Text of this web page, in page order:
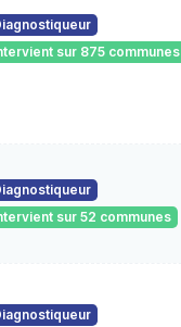
sur 875 communes
sur 52 communes